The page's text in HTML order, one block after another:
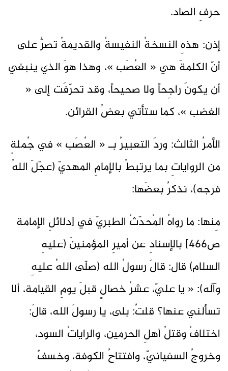
حرفِ الصاد.
إذن: هذهِ النسخةُ النفيسةُ والقديمةُ تصرُّ على
أنّ الكلمةَ هي « العُصَب »، وهذا هوَ الذي ينبغي
أن يكونَ راجِحاً ولا صحيحاً، وقد تحرّفَت إلى «
الغضب »، كما ستأتي بعضُ القرائن.
الأمرُ الثالث: وردَ التعبيرُ بـ « العُصَب » في جُملةٍ
من الرواياتِ بما يرتبطُ بالإمامِ المهديّ (عجّلَ اللهُ
فرجه)، نذكرُ بعضَها:
مِنها: ما رواهُ المُحدّثُ الطبريّ في [دلائلِ الإمامة
ص466] بالإسنادِ عن أميرِ المؤمنينَ (عليهِ
السلام) قال: قالَ رسولُ الله (صلّى اللهُ عليهِ
وآله): « يا عليّ، عشرُ خصالٍ قبلَ يومِ القيامة، ألا
تسألني عنها؟ قلتُ: بلى، يا رسولَ الله، قالَ:
اختلافُ وقتلُ أهلِ الحرمين، والراياتُ السود،
وخروجُ السفيانيّ، وافتتاحُ الكوفة، وخسفٌ